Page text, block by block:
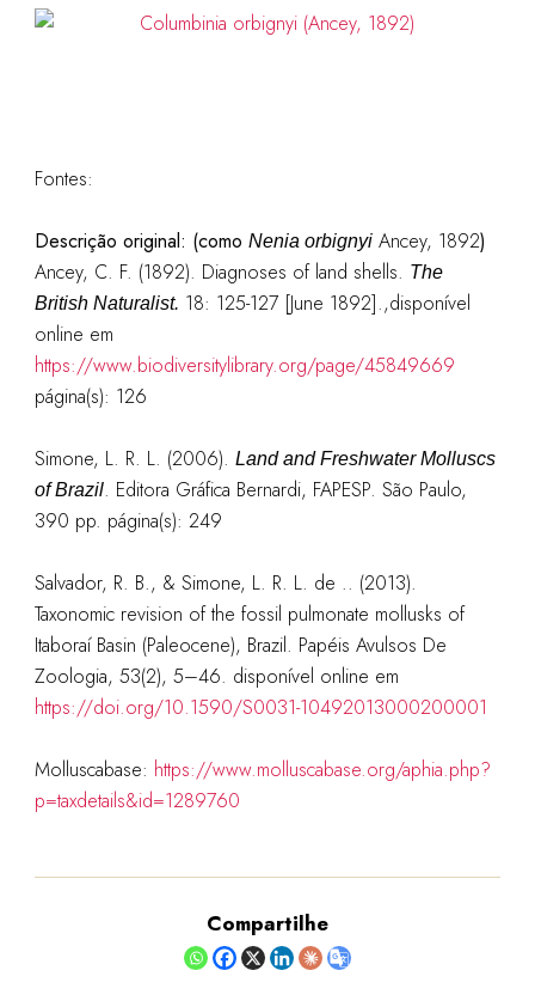
Fontes:
Descrição original: (como Nenia orbignyiAncey, 1892)
Ancey, C. F. (1892). Diagnoses of land shells. The
British Naturalist. 18: 125-127 [June 1892].,disponível
online em
https://www.biodiversitylibrary.org/page/45849669
página(s): 126
Simone, L. R. L. (2006). Land and Freshwater Molluscs
of Brazil. Editora Gráfica Bernardi, FAPESP. São Paulo,
390 pp. página(s): 249
Salvador, R. B., & Simone, L. R. L. de .. (2013).
Taxonomic revision of the fossil pulmonate mollusks of
Itaboraí Basin (Paleocene), Brazil. Papéis Avulsos De
Zoologia, 53(2), 5–46. disponível online em
https://doi.org/10.1590/S0031-10492013000200001
Molluscabase: https://www.molluscabase.org/aphia.php?
p=taxdetails&id=1289760
Compartilhe